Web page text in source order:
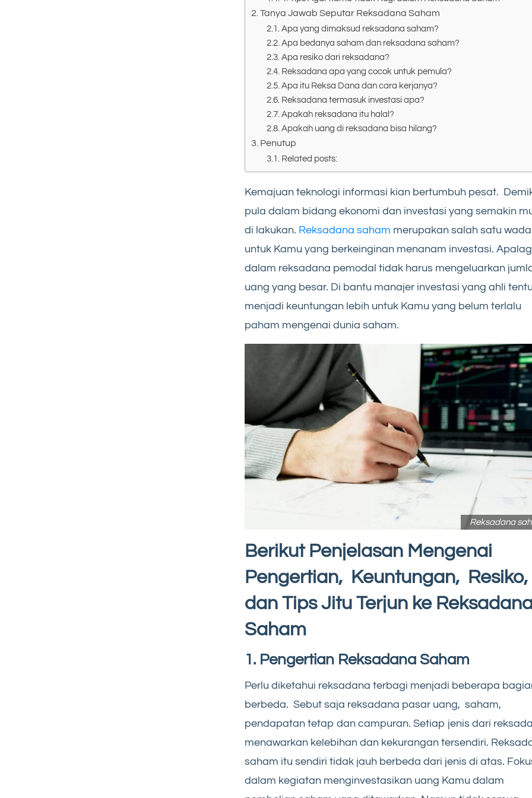
Tanya Jawab Seputar Reksadana Saham
Apa yang dimaksud reksadana saham?
Apa bedanya saham dan reksadana saham?
Apa resiko dari reksadana?
Reksadana apa yang cocok untuk pemula?
Apa itu Reksa Dana dan cara kerjanya?
Reksadana termasuk investasi apa?
Apakah reksadana itu halal?
Apakah uang di reksadana bisa hilang?
Penutup
Related posts:
Kemajuan teknologi informasi kian bertumbuh pesat.
pula dalam bidang ekonomi dan investasi yang semakin
di lakukan. Reksadana saham merupakan salah satu
untuk Kamu yang berkeinginan menanam investasi.
dalam reksadana pemodal tidak harus mengeluarkan
uang yang besar. Di bantu manajer investasi yang ahli tentu
menjadi keuntungan lebih untuk Kamu yang belum terlalu
paham mengenai dunia saham.
Reksadana
Berikut Penjelasan Mengenai
Pengertian, Keuntungan, Resiko,
dan Tips Jitu Terjun ke
Saham
1. Pengertian Reksadana Saham
Perlu diketahui reksadana terbagi menjadi beberapa
berbeda. Sebut saja reksadana pasar uang, saham,
pendapatan tetap dan campuran. Setiap jenis dari
menawarkan kelebihan dan kekurangan tersendiri.
saham itu sendiri tidak jauh berbeda dari jenis di atas.
dalam kegiatan menginvestasikan uang Kamu dalam